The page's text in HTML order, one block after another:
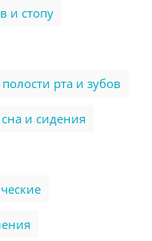
и стопу
рта и зубов
и сидения